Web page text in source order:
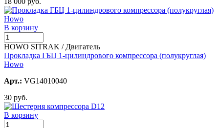
В корзину
HOWO SITRAK / Двигатель
Прокладка ГБЦ 1-цилиндрового компрессора (полукруглая)
Howo
Арт.: VG14010040
30 руб.
В корзину